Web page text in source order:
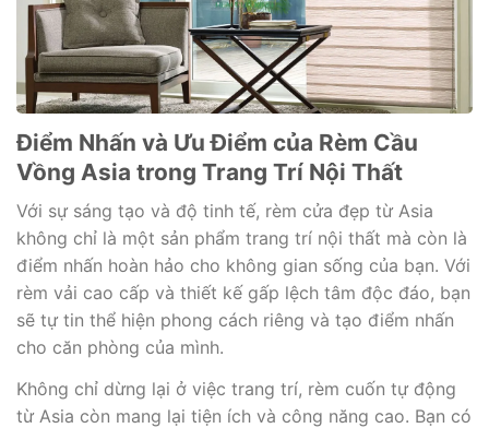
Điểm Nhấn và Ưu Điểm của Rèm Cầu
Vồng Asia trong Trang Trí Nội Thất
Với sự sáng tạo và độ tinh tế, rèm cửa đẹp từ Asia
không chỉ là một sản phẩm trang trí nội thất mà còn là
điểm nhấn hoàn hảo cho không gian sống của bạn. Với
rèm vải cao cấp và thiết kế gấp lệch tâm độc đáo, bạn
sẽ tự tin thể hiện phong cách riêng và tạo điểm nhấn
cho căn phòng của mình.
Không chỉ dừng lại ở việc trang trí, rèm cuốn tự động
từ Asia còn mang lại tiện ích và công năng cao. Bạn có